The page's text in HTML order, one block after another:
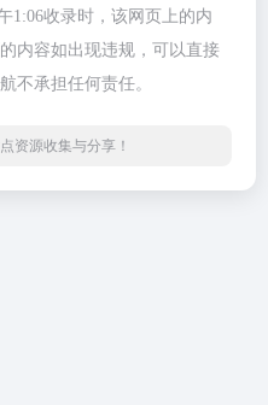
1:06收录时，该网页上的内
内容如出现违规，可以直接
不承担任何责任。
资源收集与分享！